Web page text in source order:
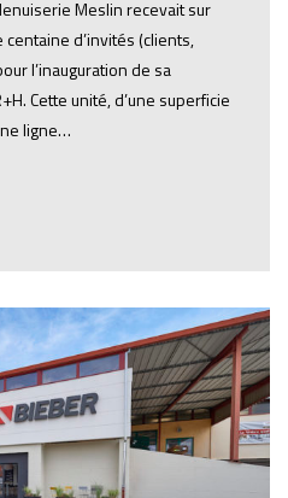
Meslin recevait sur
d’invités (clients,
l’inauguration de sa
Cette unité, d’une superficie
ligne…